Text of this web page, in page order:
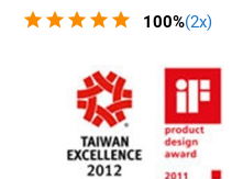
100%(2x)